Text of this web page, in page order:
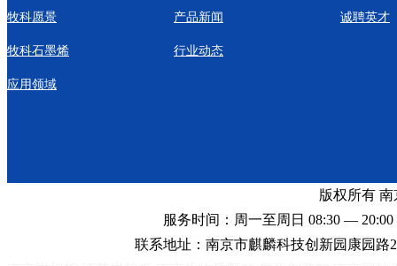
牧科愿景
牧科石墨烯
应用领域
产品新闻
行业动态
诚聘英才
版权所有
服务时间：周一至周日 08:30 —
联系地址：南京市麒麟科技创新园康园